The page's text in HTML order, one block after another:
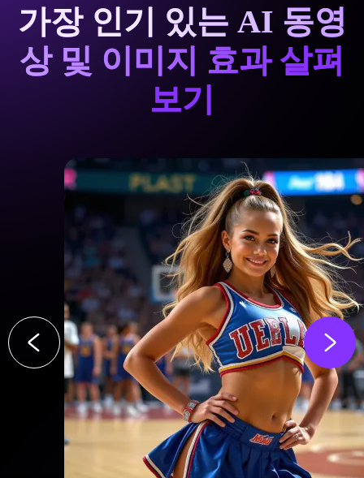
가장 인기 있는 AI 동영
상 및 이미지 효과 살펴
보기